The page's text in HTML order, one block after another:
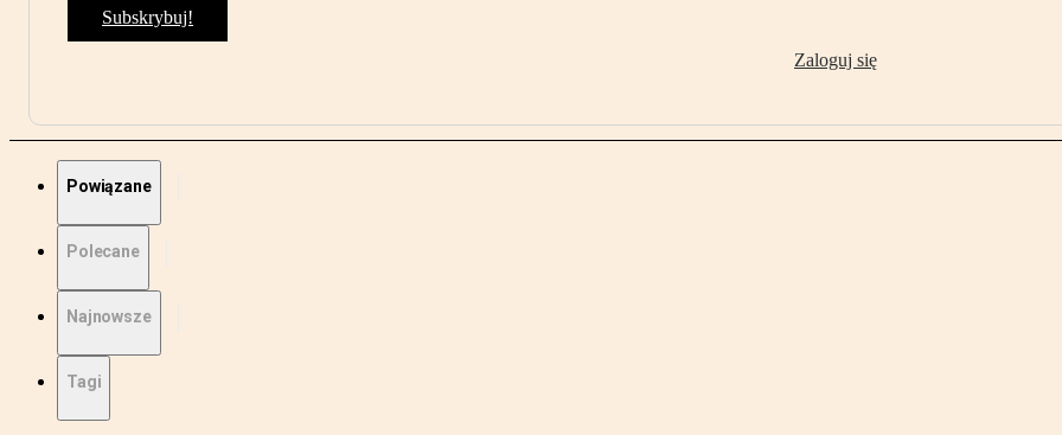
Subskrybuj!
Zaloguj się
Powiązane
Polecane
Najnowsze
Tagi